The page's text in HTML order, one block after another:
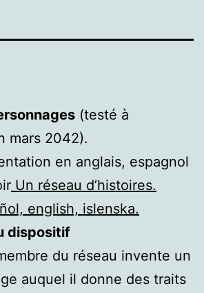
(testé à
mars 2042).
en anglais, espagnol
Un réseau d’histoires.
english, islenska.
dispositif
du réseau invente un
auquel il donne des traits